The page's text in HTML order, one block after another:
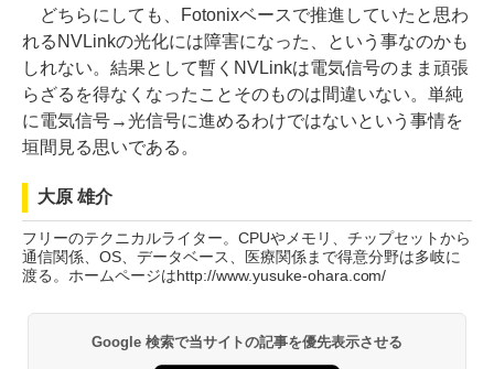
どちらにしても、Fotonixベースで推進していたと思わ
れるNVLinkの光化には障害になった、という事なのかも
しれない。結果として暫くNVLinkは電気信号のまま頑張
らざるを得なくなったことそのものは間違いない。単純
に電気信号→光信号に進めるわけではないという事情を
垣間見る思いである。
大原 雄介
フリーのテクニカルライター。CPUやメモリ、チップセットから
通信関係、OS、データベース、医療関係まで得意分野は多岐に
渡る。ホームページはhttp://www.yusuke-ohara.com/
Google 検索で当サイトの記事を優先表示させる